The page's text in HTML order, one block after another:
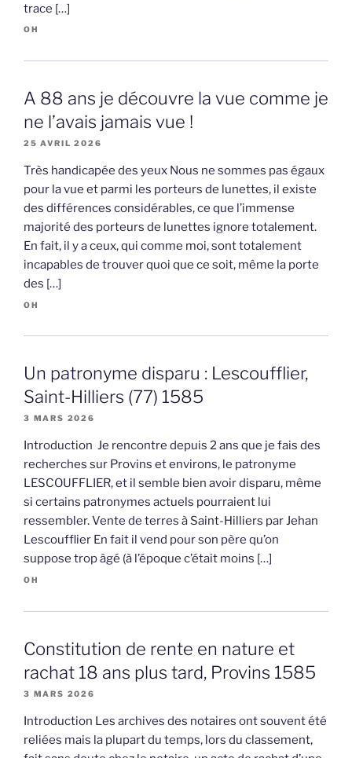
trace […]
OH
A 88 ans je découvre la vue comme je
ne l’avais jamais vue !
25 AVRIL 2026
Très handicapée des yeux Nous ne sommes pas égaux
pour la vue et parmi les porteurs de lunettes, il existe
des différences considérables, ce que l’immense
majorité des porteurs de lunettes ignore totalement.
En fait, il y a ceux, qui comme moi, sont totalement
incapables de trouver quoi que ce soit, même la porte
des […]
OH
Un patronyme disparu : Lescoufflier,
Saint-Hilliers (77) 1585
3 MARS 2026
Introduction Je rencontre depuis 2 ans que je fais des
recherches sur Provins et environs, le patronyme
LESCOUFFLIER, et il semble bien avoir disparu, même
si certains patronymes actuels pourraient lui
ressembler. Vente de terres à Saint-Hilliers par Jehan
Lescoufflier En fait il vend pour son père qu’on
suppose trop âgé (à l’époque c’était moins […]
OH
Constitution de rente en nature et
rachat 18 ans plus tard, Provins 1585
3 MARS 2026
Introduction Les archives des notaires ont souvent été
reliées mais la plupart du temps, lors du classement,